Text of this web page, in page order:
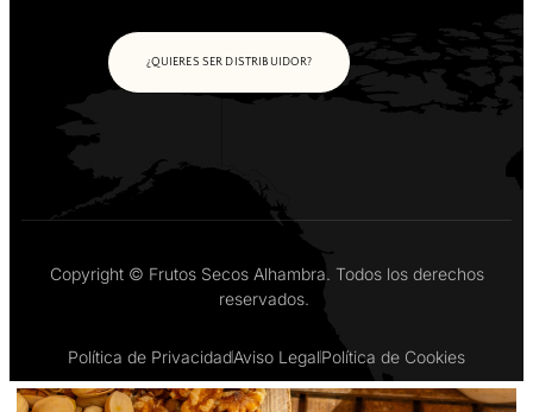
¿QUIERES SER DISTRIBUIDOR?
Copyright © Frutos Secos Alhambra. Todos los derechos
reservados.
Política de PrivacidadAviso LegalPolítica de Cookies